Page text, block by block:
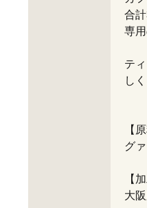
合
専
テ
し
【
グ
【
大